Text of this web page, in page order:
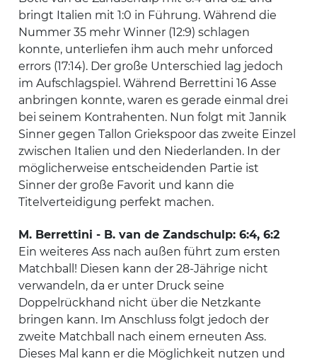
bringt Italien mit 1:0 in Führung. Während die
Nummer 35 mehr Winner (12:9) schlagen
konnte, unterliefen ihm auch mehr unforced
errors (17:14). Der große Unterschied lag jedoch
im Aufschlagspiel. Während Berrettini 16 Asse
anbringen konnte, waren es gerade einmal drei
bei seinem Kontrahenten. Nun folgt mit Jannik
Sinner gegen Tallon Griekspoor das zweite Einzel
zwischen Italien und den Niederlanden. In der
möglicherweise entscheidenden Partie ist
Sinner der große Favorit und kann die
Titelverteidigung perfekt machen.
M. Berrettini - B. van de Zandschulp: 6:4, 6:2
Ein weiteres Ass nach außen führt zum ersten
Matchball! Diesen kann der 28-Jährige nicht
verwandeln, da er unter Druck seine
Doppelrückhand nicht über die Netzkante
bringen kann. Im Anschluss folgt jedoch der
zweite Matchball nach einem erneuten Ass.
Dieses Mal kann er die Möglichkeit nutzen und